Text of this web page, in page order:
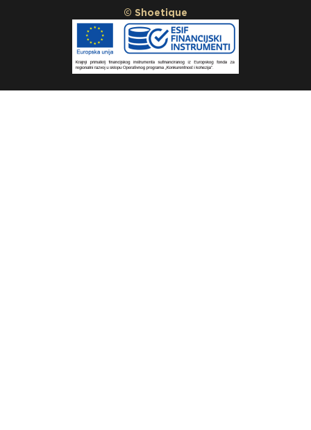
© Shoetique